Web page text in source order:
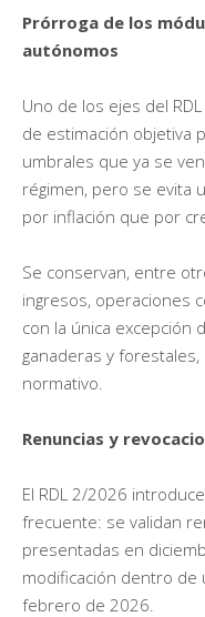
Prórroga de los
autónomos
Uno de los ejes del
de estimación objetiva
umbrales que ya se
régimen, pero se evita
por inflación que por
Se conservan, entre
ingresos, operaciones
con la única excepción
ganaderas y
normativo.
Renuncias y
El RDL 2/2026
frecuente: se validan
presentadas en
modificación dentro de
febrero de 2026.